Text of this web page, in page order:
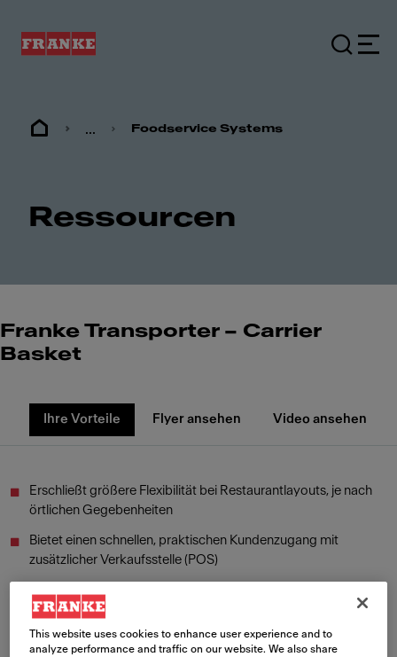
... Foodservice Systems
Ressourcen
Franke Transporter – Carrier
Basket
Ihre Vorteile Flyer ansehen Video ansehen
Erschließt größere Flexibilität bei Restaurantlayouts, je nach
örtlichen Gegebenheiten
Bietet einen schnellen, praktischen Kundenzugang mit
zusätzlicher Verkaufsstelle (POS)
Großstädtchen mit begrenztem und teurem Raumangebot
This website uses cookies to enhance user experience and to
analyze performance and traffic on our website. We also share